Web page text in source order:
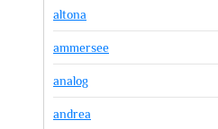
altona
ammersee
analog
andrea